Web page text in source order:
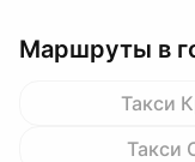
Маршруты в
Такси
Такси